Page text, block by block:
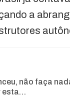
a
não faça
esta…